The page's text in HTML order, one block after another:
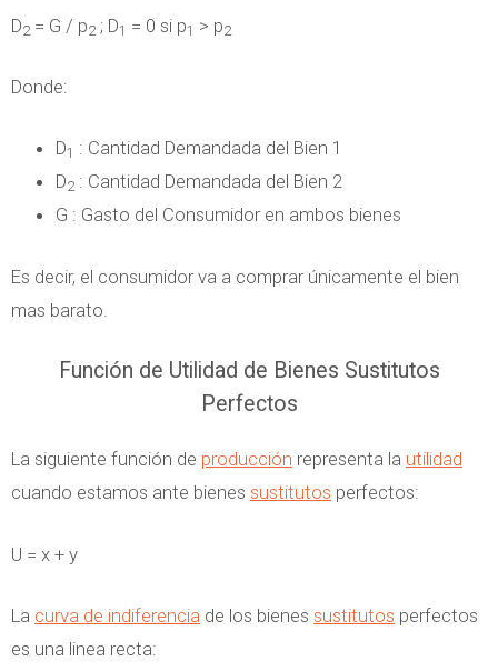
D2 = G / p2 ; D1 = 0 si p1 > p2
Donde:
D1 : Cantidad Demandada del Bien 1
D2 : Cantidad Demandada del Bien 2
G : Gasto del Consumidor en ambos bienes
Es decir, el consumidor va a comprar únicamente el bien
mas barato.
Función de Utilidad de Bienes Sustitutos
Perfectos
La siguiente función de producción representa la utilidad
cuando estamos ante bienes sustitutos perfectos:
U = x + y
La curva de indiferencia de los bienes sustitutos perfectos
es una linea recta: